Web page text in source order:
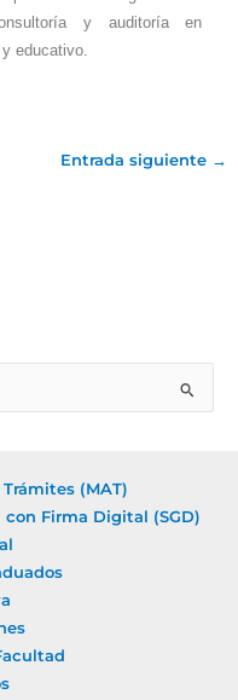
y auditoría en
educativo.
Entrada siguiente →
(MAT)
Firma Digital (SGD)